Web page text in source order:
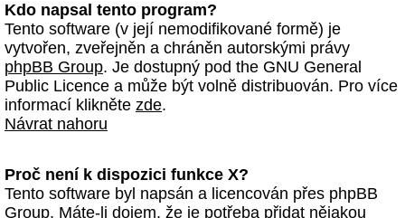
Kdo napsal tento program?
Tento software (v její nemodifikované formě) je
vytvořen, zveřejněn a chráněn autorskými právy
phpBB Group. Je dostupný pod the GNU General
Public Licence a může být volně distribuován. Pro více
informací klikněte zde.
Návrat nahoru
Proč není k dispozici funkce X?
Tento software byl napsán a licencován přes phpBB
Group. Máte-li dojem, že je potřeba přidat nějakou